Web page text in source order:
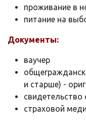
проживание в
питание на
Документы:
ваучер
и старше) -
страховой